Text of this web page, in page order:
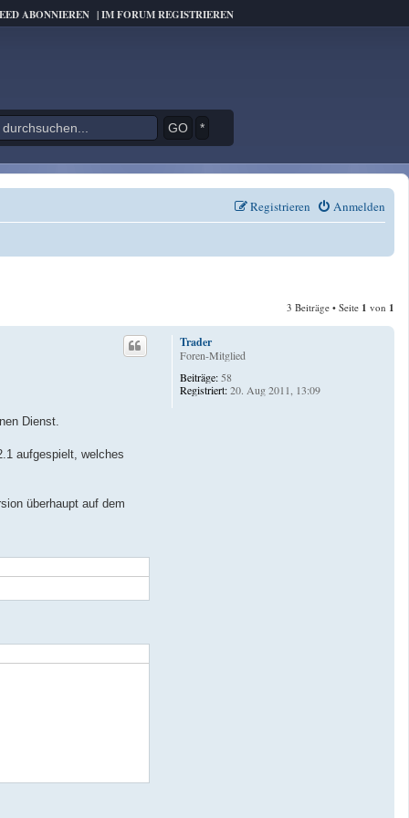
ABONNIEREN |IM FORUM REGISTRIEREN
*
Anmelden
Registrieren
3 Beiträge • Seite 1 von 1
Trader
Foren-Mitglied
Beiträge: 58
Registriert:20. Aug 2011, 13:09
Dienst.
aufgespielt, welches
überhaupt auf dem